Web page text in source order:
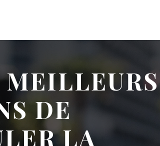
MEILLEURS
DE
LA